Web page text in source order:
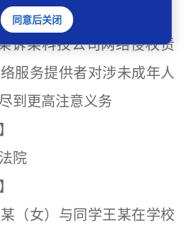
某科技公司网络侵权责
服务提供者对涉未成年人
到更高注意义务
院
女）与同学王某在学校
同意后关闭